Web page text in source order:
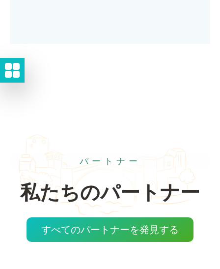
パートナー
私たちのパートナー
すべてのパートナーを発見する